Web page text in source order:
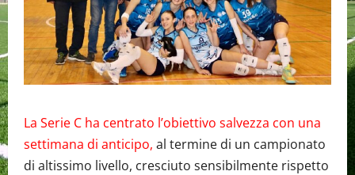
La Serie C ha centrato l’obiettivo salvezza con una
settimana di anticipo, al termine di un campionato
di altissimo livello, cresciuto sensibilmente rispetto